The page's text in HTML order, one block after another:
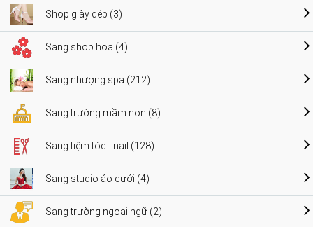
Shop giày dép (3)
Sang shop hoa (4)
Sang nhượng spa (212)
Sang trường mầm non (8)
Sang tiệm tóc - nail (128)
Sang studio áo cưới (4)
Sang trường ngoại ngữ (2)